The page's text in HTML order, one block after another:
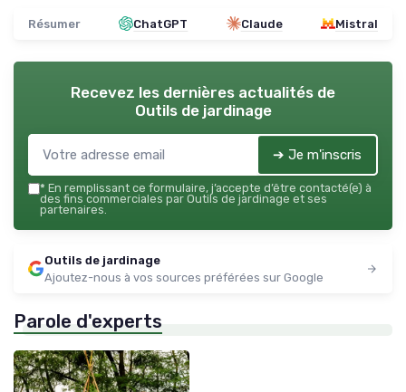
Résumer ChatGPT Claude Mistral
Recevez les dernières actualités de
Outils de jardinage
➔ Je m'inscris
* En remplissant ce formulaire, j’accepte d’être contacté(e) à
des fins commerciales par Outils de jardinage et ses
partenaires.
Outils de jardinage
Ajoutez-nous à vos sources préférées sur Google
Parole d'experts